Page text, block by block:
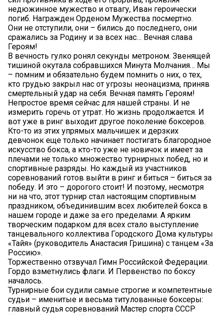
недюжинное мужество и отвагу, Иван героически
погиб. Награжден Орденом Мужества посмертно.
Они не отступили, они – бились до последнего, они
сражались за Родину и за всех нас… Вечная слава
Героям!
В вечность гулко ронял секунды метроном. Звенящей
тишиной окутала собравшихся Минута Молчания… Мы
– помним и обязательно будем помнить о них, о тех,
кто грудью закрыл нас от угрозы неонацизма, приняв
смертельный удар на себя. Вечная память Героям!
Непростое время сейчас для нашей страны. И не
измерить горечь от утрат. Но жизнь продолжается. И
вот уже в ринг выходит другое поколение боксеров.
Кто-то из этих упрямых мальчишек и дерзких
девчонок еще только начинает постигать благородное
искусство бокса, а кто-то уже не новичок и имеет за
плечами не только множество турнирных побед, но и
спортивные разряды. Но каждый из участников
соревнований готов выйти в ринг и биться – биться за
победу. И это – дорогого стоит! И поэтому, несмотря
ни на что, этот турнир стал настоящим спортивным
праздником, объединившим всех любителей бокса в
нашем городе и даже за его пределами. А ярким
творческим подарком для всех стало выступление
танцевального коллектива Городского Дома культуры
«Тайя» (руководитель Анастасия Гришина) с танцем «За
Россию».
Торжественно отзвучал Гимн Российской Федерации.
Гордо взметнулись флаги. И Первенство по боксу
началось.
Турнирные бои судили самые строгие и компетентные
судьи – именитые и весьма титулованные боксеры:
главный судья соревнований Мастер спорта СССР